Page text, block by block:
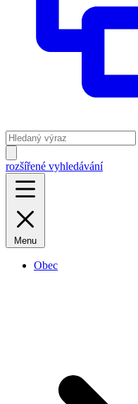
rozšířené vyhledávání
Menu
Obec